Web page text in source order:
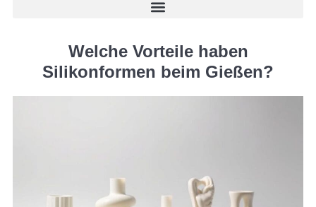
Welche Vorteile haben
Silikonformen beim Gießen?